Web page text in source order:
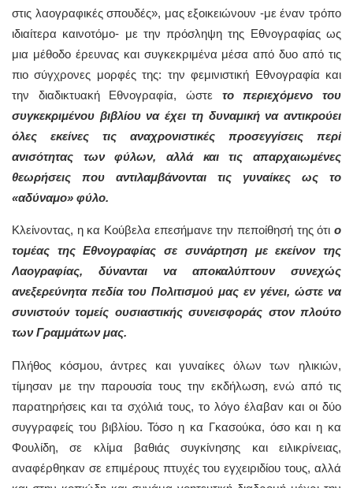
στις λαογραφικές σπουδές», μας εξοικειώνουν -με έναν τρόπο
ιδιαίτερα καινοτόμο- με την πρόσληψη της Εθνογραφίας ως
μια μέθοδο έρευνας και συγκεκριμένα μέσα από δυο από τις
πιο σύγχρονες μορφές της: την φεμινιστική Εθνογραφία και
την διαδικτυακή Εθνογραφία, ώστε το περιεχόμενο του
συγκεκριμένου βιβλίου να έχει τη δυναμική να αντικρούει
όλες εκείνες τις αναχρονιστικές προσεγγίσεις περί
ανισότητας των φύλων, αλλά και τις απαρχαιωμένες
θεωρήσεις που αντιλαμβάνονται τις γυναίκες ως το
«αδύναμο» φύλο.
Κλείνοντας, η κα Κούβελα επεσήμανε την πεποίθησή της ότι ο
τομέας της Εθνογραφίας σε συνάρτηση με εκείνον της
Λαογραφίας, δύνανται να αποκαλύπτουν συνεχώς
ανεξερεύνητα πεδία του Πολιτισμού μας εν γένει, ώστε να
συνιστούν τομείς ουσιαστικής συνεισφοράς στον πλούτο
των Γραμμάτων μας.
Πλήθος κόσμου, άντρες και γυναίκες όλων των ηλικιών,
τίμησαν με την παρουσία τους την εκδήλωση, ενώ από τις
παρατηρήσεις και τα σχόλιά τους, το λόγο έλαβαν και οι δύο
συγγραφείς του βιβλίου. Τόσο η κα Γκασούκα, όσο και η κα
Φουλίδη, σε κλίμα βαθιάς συγκίνησης και ειλικρίνειας,
αναφέρθηκαν σε επιμέρους πτυχές του εγχειριδίου τους, αλλά